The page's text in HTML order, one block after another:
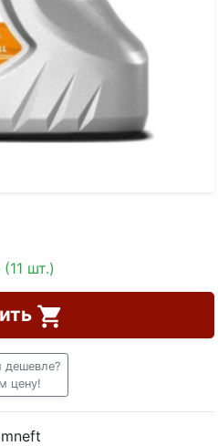
шт.)
дешевле?
цену!